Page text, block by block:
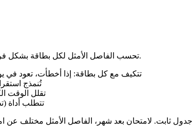
تحسب الفاصل الأمثل لكل بطاقة بشكل فردي، بناءً على إجابتك عند كل مراجعة.
تتكيف مع كل بطاقة: إذا أخطأت، تعود في يوم؛ إذا
تُنمذج
تقلل الوقت
تتطلب أداة